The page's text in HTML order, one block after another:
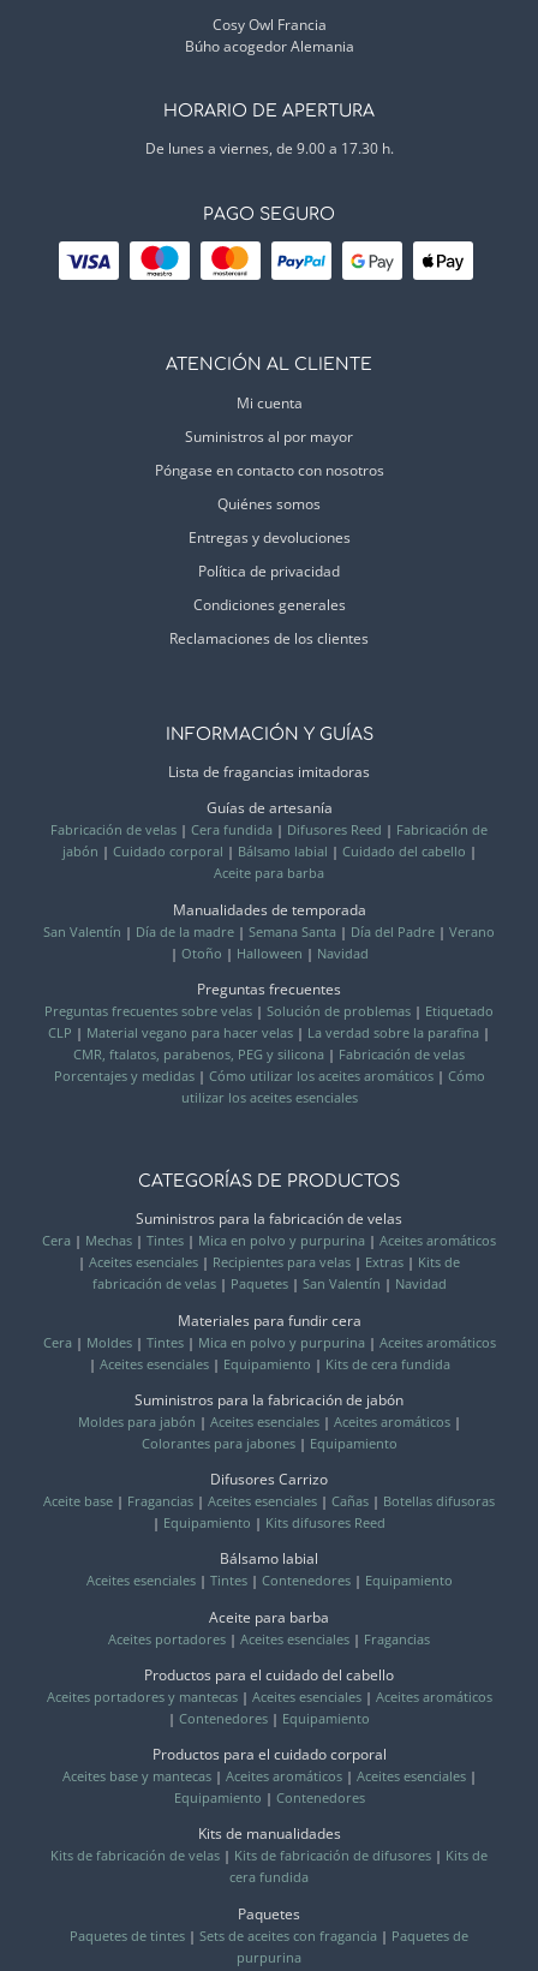
Cosy Owl Francia
Búho acogedor Alemania
HORARIO DE APERTURA
De lunes a viernes, de 9.00 a 17.30 h.
PAGO SEGURO
ATENCIÓN AL CLIENTE
Mi cuenta
Suministros al por mayor
Póngase en contacto con nosotros
Quiénes somos
Entregas y devoluciones
Política de privacidad
Condiciones generales
Reclamaciones de los clientes
INFORMACIÓN Y GUÍAS
Lista de fragancias imitadoras
Guías de artesanía
Fabricación de velas | Cera fundida | Difusores Reed | Fabricación de
jabón | Cuidado corporal | Bálsamo labial | Cuidado del cabello |
Aceite para barba
Manualidades de temporada
San Valentín | Día de la madre | Semana Santa | Día del Padre | Verano
| Otoño | Halloween | Navidad
Preguntas frecuentes
Preguntas frecuentes sobre velas | Solución de problemas | Etiquetado
CLP | Material vegano para hacer velas | La verdad sobre la parafina |
CMR, ftalatos, parabenos, PEG y silicona | Fabricación de velas
Porcentajes y medidas| Cómo utilizar los aceites aromáticos| Cómo
utilizar los aceites esenciales
CATEGORÍAS DE PRODUCTOS
Suministros para la fabricación de velas
Cera | Mechas | Tintes | Mica en polvo y purpurina | Aceites aromáticos
| Aceites esenciales | Recipientes para velas | Extras | Kits de
fabricación de velas| Paquetes| San Valentín | Navidad
Materiales para fundir cera
Cera | Moldes| Tintes| Mica en polvo y purpurina | Aceites aromáticos
| Aceites esenciales| Equipamiento | Kits de cera fundida
Suministros para la fabricación de jabón
Moldes para jabón | Aceites esenciales| Aceites aromáticos|
Colorantes para jabones| Equipamiento
Difusores Carrizo
Aceite base | Fragancias | Aceites esenciales | Cañas | Botellas difusoras
| Equipamiento | Kits difusores Reed
Bálsamo labial
Aceites esenciales| Tintes| Contenedores| Equipamiento
Aceite para barba
Aceites portadores | Aceites esenciales | Fragancias
Productos para el cuidado del cabello
Aceites portadores y mantecas| Aceites esenciales| Aceites aromáticos
| Contenedores | Equipamiento
Productos para el cuidado corporal
Aceites base y mantecas| Aceites aromáticos| Aceites esenciales|
Equipamiento | Contenedores
Kits de manualidades
Kits de fabricación de velas | Kits de fabricación de difusores | Kits de
cera fundida
Paquetes
Paquetes de tintes | Sets de aceites con fragancia | Paquetes de
purpurina